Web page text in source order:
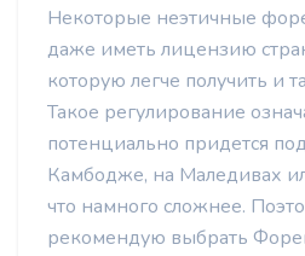
Некоторые неэтичные
даже иметь лицензию
которую легче получить и
Такое регулирование
потенциально придется
Камбодже, на Маледивах
что намного сложнее.
рекомендую выбрать